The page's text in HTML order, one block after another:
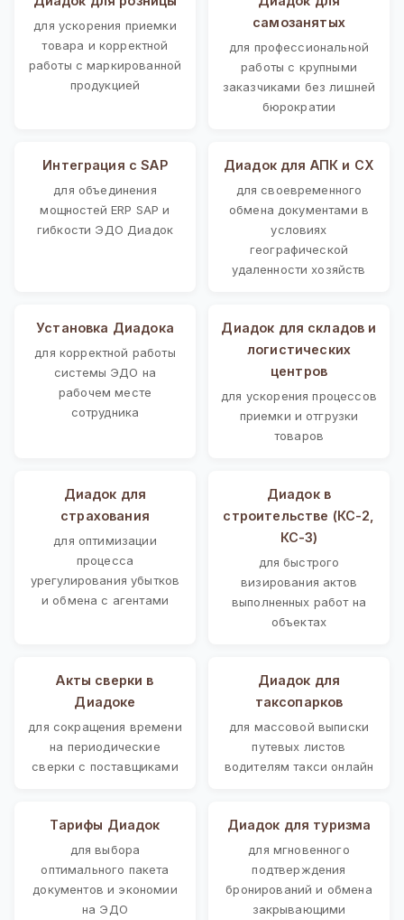
для ускорения приемки
товара и корректной
работы с маркированной
продукцией
самозанятых
для профессиональной
работы с крупными
заказчиками без лишней
бюрократии
Интеграция с SAP
для объединения
мощностей ERP SAP и
гибкости ЭДО Диадок
Диадок для АПК и СХ
для своевременного
обмена документами в
условиях
географической
удаленности хозяйств
Установка Диадока
для корректной работы
системы ЭДО на
рабочем месте
сотрудника
Диадок для складов и
логистических
центров
для ускорения процессов
приемки и отгрузки
товаров
Диадок для
страхования
для оптимизации
процесса
урегулирования убытков
и обмена с агентами
Диадок в
строительстве (КС-2,
КС-3)
для быстрого
визирования актов
выполненных работ на
объектах
Акты сверки в
Диадоке
для сокращения времени
на периодические
сверки с поставщиками
Диадок для
таксопарков
для массовой выписки
путевых листов
водителям такси онлайн
Тарифы Диадок
для выбора
оптимального пакета
документов и экономии
на ЭДО
Диадок для туризма
для мгновенного
подтверждения
бронирований и обмена
закрывающими